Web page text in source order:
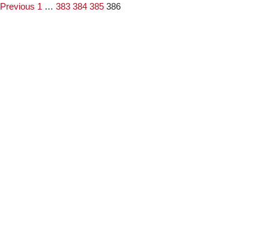
Previous 1 … 383 384 385 386